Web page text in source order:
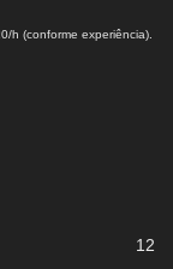
h (conforme experiência).
12